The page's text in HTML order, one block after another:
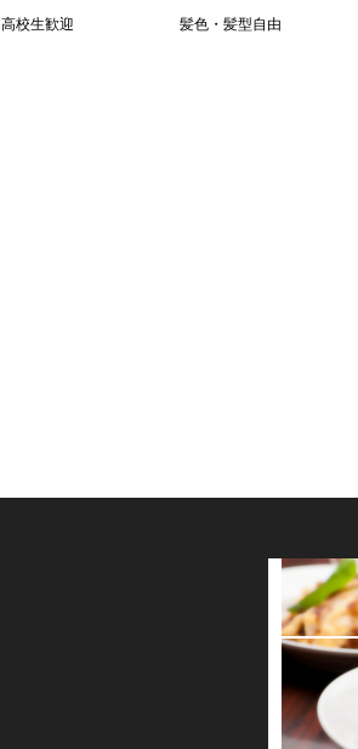
高校生歓迎
髪色・髪型自由